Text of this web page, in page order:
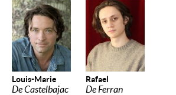
Louis-Marie
De Castelbajac
Rafael
De Ferran